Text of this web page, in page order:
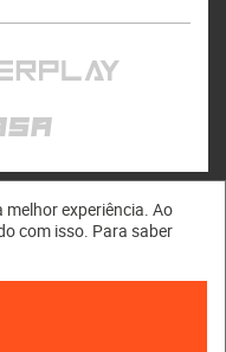
2026
experiência. Ao
com isso. Para saber